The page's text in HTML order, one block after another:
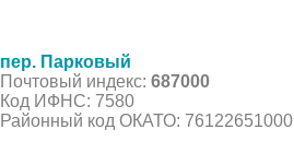
пер. Парковый
Почтовый индекс: 687000
Код ИФНС: 7580
Районный код ОКАТО: 76122651000